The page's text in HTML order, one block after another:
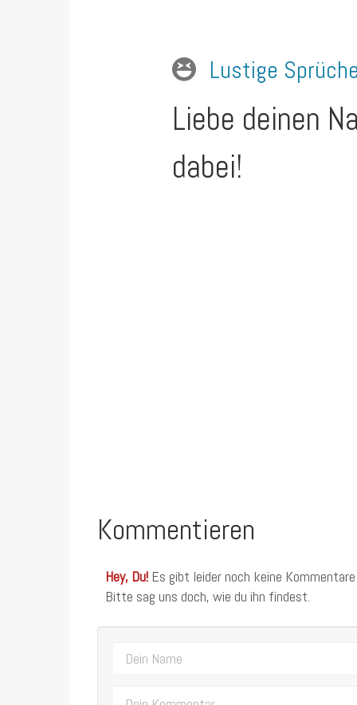
Lustige Sprüche
Liebe deinen
dabei!
Kommentieren
Hey, Du! Es gibt leider noch keine
Bitte sag uns doch, wie du ihn findest.